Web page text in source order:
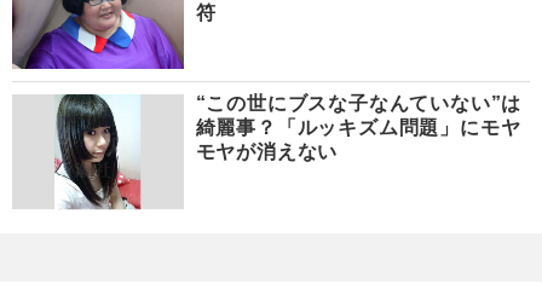
符
“この世にブスな子なんていない”は
綺麗事？「ルッキズム問題」にモヤ
モヤが消えない